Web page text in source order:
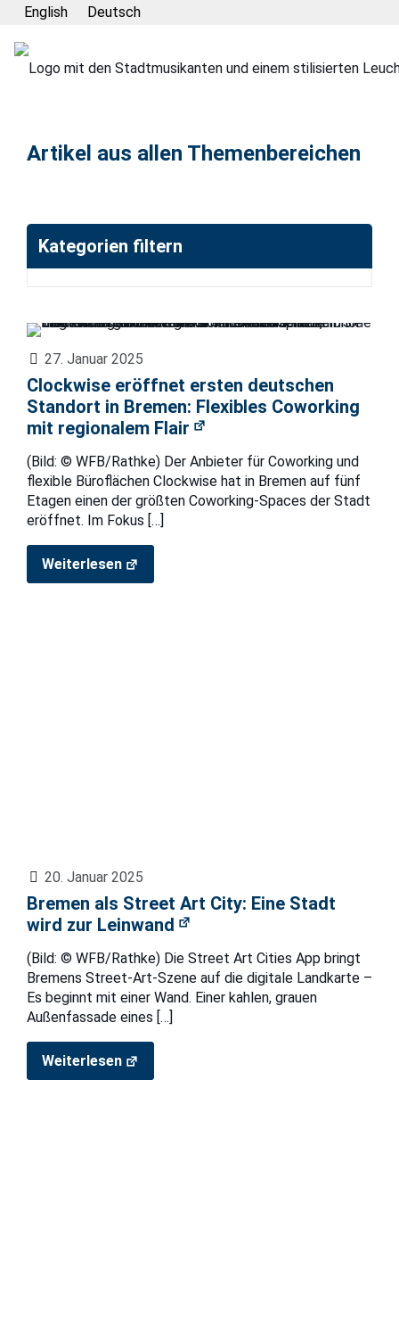
English Deutsch
Artikel aus allen Themenbereichen
Kategorien filtern
27. Januar 2025
Clockwise eröffnet ersten deutschen
Standort in Bremen: Flexibles Coworking
mit regionalem Flair
(Bild: © WFB/Rathke) Der Anbieter für Coworking und
flexible Büroflächen Clockwise hat in Bremen auf fünf
Etagen einen der größten Coworking-Spaces der Stadt
eröffnet. Im Fokus […]
Weiterlesen
20. Januar 2025
Bremen als Street Art City: Eine Stadt
wird zur Leinwand
(Bild: © WFB/Rathke) Die Street Art Cities App bringt
Bremens Street-Art-Szene auf die digitale Landkarte –
Es beginnt mit einer Wand. Einer kahlen, grauen
Außenfassade eines […]
Weiterlesen